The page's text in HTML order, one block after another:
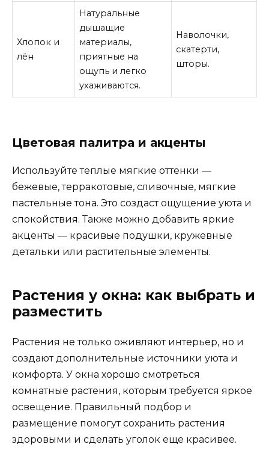
Хлопок и
лён
Натуральные
дышащие
материалы,
приятные на
ощупь и легко
ухаживаются.
Наволочки,
скатерти,
шторы.
Цветовая палитра и акценты
Используйте теплые мягкие оттенки —
бежевые, терракотовые, сливочные, мягкие
пастельные тона. Это создаст ощущение уюта и
спокойствия. Также можно добавить яркие
акценты — красивые подушки, кружевные
детальки или растительные элементы.
Растения у окна: как выбрать и
разместить
Растения не только оживляют интерьер, но и
создают дополнительные источники уюта и
комфорта. У окна хорошо смотреться
комнатные растения, которым требуется яркое
освещение. Правильный подбор и
размещение помогут сохранить растения
здоровыми и сделать уголок еще красивее.